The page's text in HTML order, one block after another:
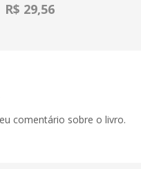
R$ 29,56
comentário sobre o livro.